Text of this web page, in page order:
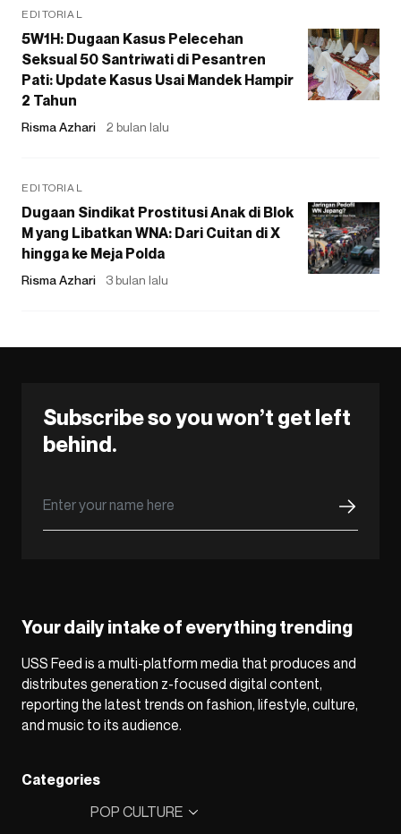
EDITORIAL
5W1H: Dugaan Kasus Pelecehan
Seksual 50 Santriwati di Pesantren
Pati: Update Kasus Usai Mandek Hampir
2 Tahun
Risma Azhari 2 bulan lalu
EDITORIAL
Dugaan Sindikat Prostitusi Anak di Blok
M yang Libatkan WNA: Dari Cuitan di X
hingga ke Meja Polda
Risma Azhari 3 bulan lalu
Subscribe so you won’t get left
behind.
Your daily intake of everything trending
USS Feed is a multi-platform media that produces and
distributes generation z-focused digital content,
reporting the latest trends on fashion, lifestyle, culture,
and music to its audience.
Categories
POP CULTURE